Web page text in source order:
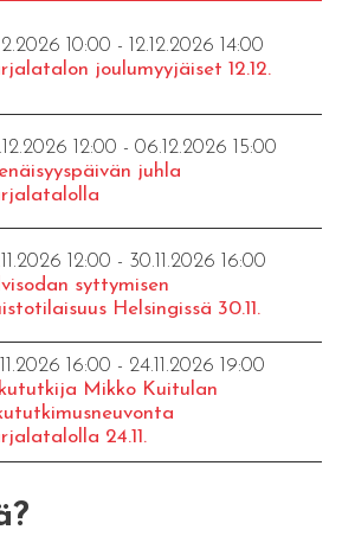
10:00 - 12.12.2026 14:00
joulumyyjäiset 12.12.
12:00 - 06.12.2026 15:00
juhla
12:00 - 30.11.2026 16:00
syttymisen
Helsingissä 30.11.
16:00 - 24.11.2026 19:00
Mikko Kuitulan
24.11.